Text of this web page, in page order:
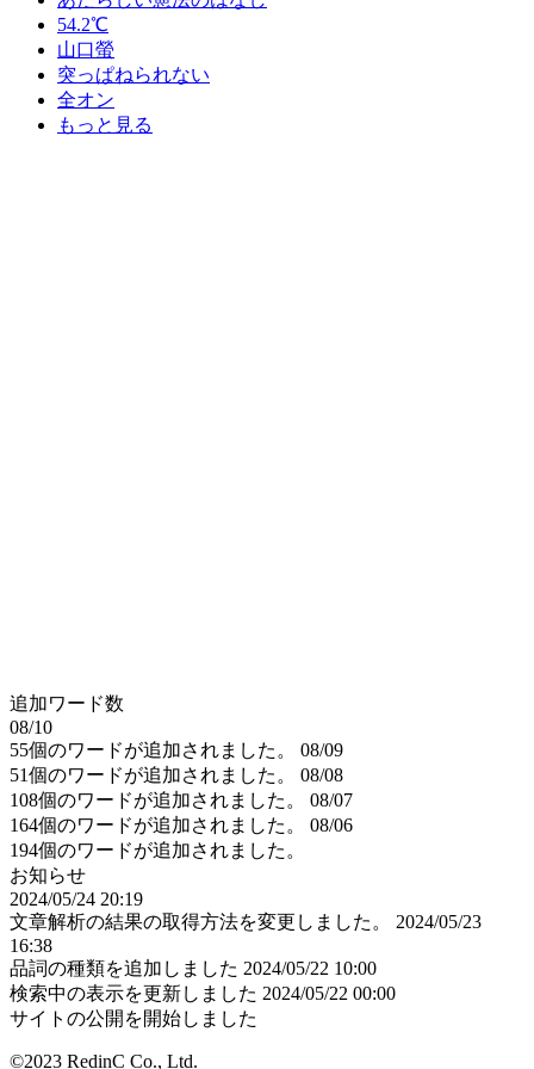
54.2℃
山口螢
突っぱねられない
全オン
もっと見る
追加ワード数
08/10
55個のワードが追加されました。
08/09
51個のワードが追加されました。
08/08
108個のワードが追加されました。
08/07
164個のワードが追加されました。
08/06
194個のワードが追加されました。
お知らせ
2024/05/24 20:19
文章解析の結果の取得方法を変更しました。
2024/05/23
16:38
品詞の種類を追加しました 2024/05/22 10:00
検索中の表示を更新しました 2024/05/22 00:00
サイトの公開を開始しました
©2023 RedinC Co., Ltd.